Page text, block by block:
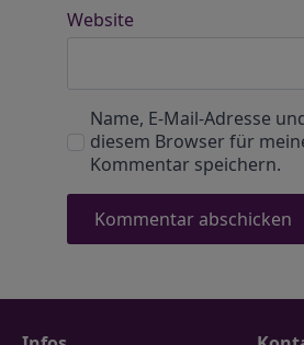
Website
Name, E-Mail-Adresse
diesem Browser für
Kommentar speichern.